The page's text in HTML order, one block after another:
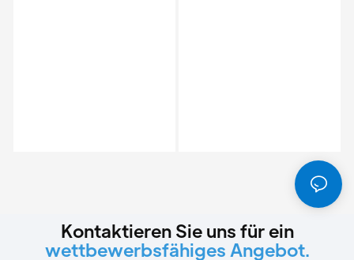
Kontaktieren Sie uns für ein
wettbewerbsfähiges Angebot.